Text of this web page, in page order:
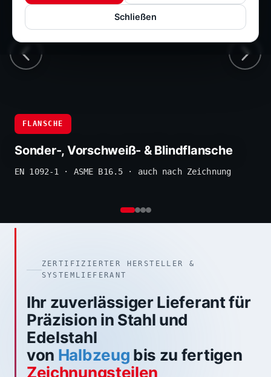
Schließen
, Vorschweiß- & Blindflansche
1 · ASME B16.5 · auch nach Zeichnung
ZERTIFIZIERTER HERSTELLER &
SYSTEMLIEFERANT
Ihr zuverlässiger Lieferant für
Präzision in Stahl und
Edelstahl
von Halbzeug bis zu fertigen
Zeichnungsteilen